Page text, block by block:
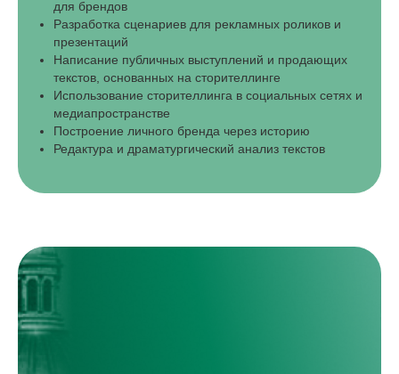
для брендов
Разработка сценариев для рекламных роликов и
презентаций
Написание публичных выступлений и продающих
текстов, основанных на сторителлинге
Использование сторителлинга в социальных сетях и
медиапространстве
Построение личного бренда через историю
Редактура и драматургический анализ текстов